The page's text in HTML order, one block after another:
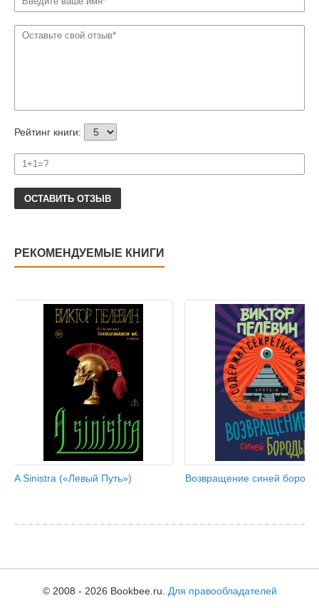
Рейтинг книги:
ОСТАВИТЬ ОТЗЫВ
РЕКОМЕНДУЕМЫЕ КНИГИ
A Sinistra («Левый Путь») Возвращение синей бороды
© 2008 - 2026 Bookbee.ru. Для правообладателей